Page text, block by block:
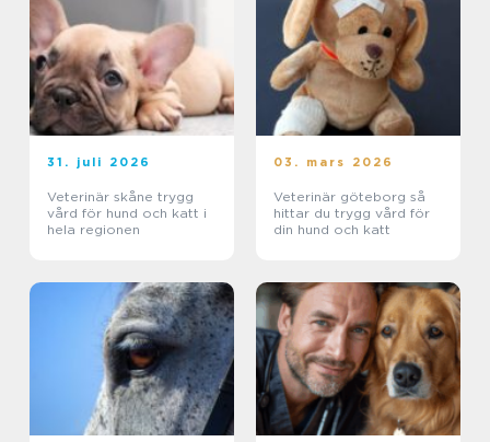
31. juli 2026
Veterinär skåne trygg
vård för hund och katt i
hela regionen
03. mars 2026
Veterinär göteborg så
hittar du trygg vård för
din hund och katt